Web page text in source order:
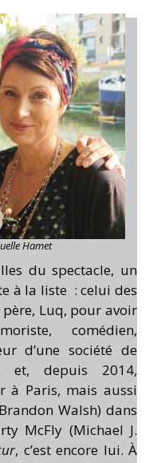
Hamet
du spectacle, un
à la liste : celui des
Luq, pour avoir
comédien,
d’une société de
et, depuis 2014,
à Paris, mais aussi
Walsh) dans
McFly (Michael J.
, c’est encore lui. À